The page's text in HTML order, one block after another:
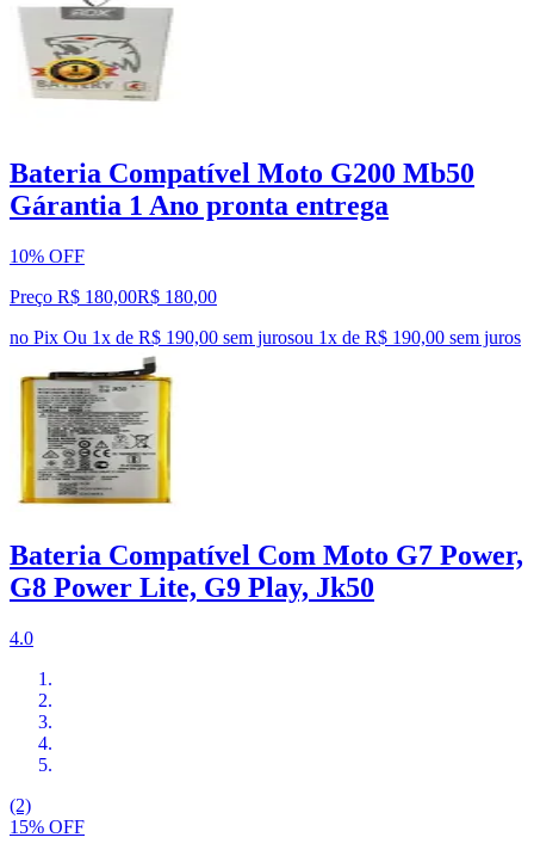
Bateria Compatível Moto G200 Mb50
Gárantia 1 Ano pronta entrega
10% OFF
Preço R$ 180,00R$ 180,00
no Pix Ou 1x de R$ 190,00 sem jurosou 1x de R$ 190,00 sem juros
Bateria Compatível Com Moto G7 Power,
G8 Power Lite, G9 Play, Jk50
4.0
(2)
15% OFF